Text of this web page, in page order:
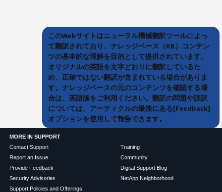
このWebサイトはニューラル機械翻訳ツールによっ
て翻訳されており、ナレッジベース（KB）コンテン
ツの基本的な理解を目的として提供されています。
オリジナルの英語を文字どおりに翻訳しているた
め、正確ではない翻訳が含まれている場合がありま
す。ナレッジベースの元のコンテンツを確認する場
合は、英語版をご利用ください。翻訳の問題や誤訳
については、アーティクルの最後にある[Feedback]
オプションを使用して報告できます。
MORE IN SUPPORT
Contact Support
Report an Issue
Provide Feedback
Security Advisories
Support Policies and Offerings
Training
Community
Digital Support Blog
NetApp Neighborhood